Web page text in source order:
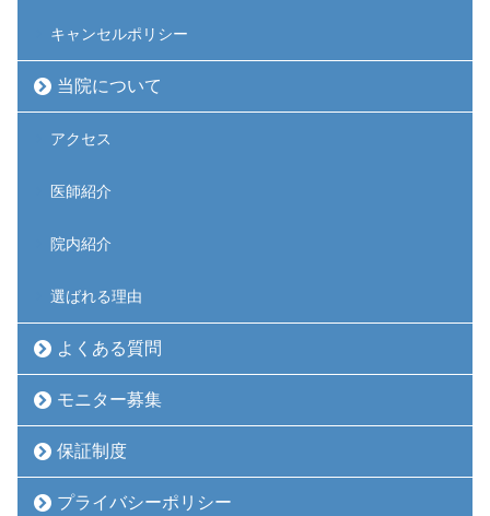
キャンセルポリシー
当院について
アクセス
医師紹介
院内紹介
選ばれる理由
よくある質問
モニター募集
保証制度
プライバシーポリシー